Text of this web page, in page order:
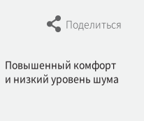
Поделиться
Повышенный комфорт
и низкий уровень шума